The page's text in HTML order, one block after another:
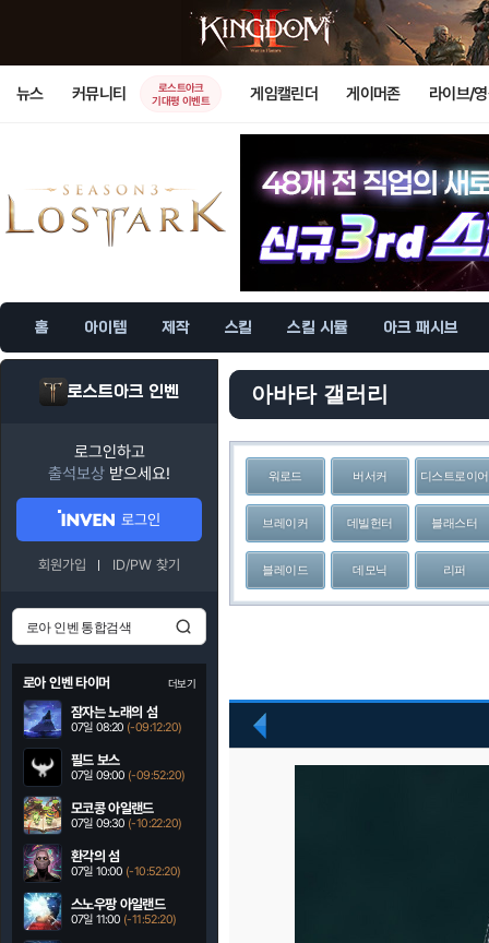
뉴스 커뮤니티
로스트아크
기대평 이벤트
게임캘린더 게이머존 라이브/
홈 아이템 제작 스킬 스킬 시뮬 아크 패시브
로스트아크 인벤
로그인하고
출석보상 받으세요!
로그인
회원가입 ID/PW 찾기
로아 인벤 타이머 더보기
잠자는 노래의 섬
07일 08:20 (-09:12:19)
필드 보스
07일 09:00 (-09:52:19)
모코콩 아일랜드
07일 09:30 (-10:22:19)
환각의 섬
07일 10:00 (-10:52:19)
스노우팡 아일랜드
07일 11:00 (-11:52:19)
아바타 갤러리
워로드 버서커 디스트로이어
브레이커 데빌헌터 블래스터
블레이드 데모닉 리퍼
이
전